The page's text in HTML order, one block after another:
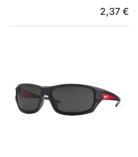
2,37€